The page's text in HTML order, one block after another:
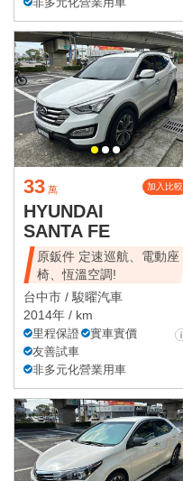
33 萬 加入比較
HYUNDAI
SANTA FE
原鈑件 定速巡航、電動座
椅、恆溫空調!
台中市 / 駿曜汽車
2014年 / km
里程保證
實車實價
友善試車
非多元化營業用車